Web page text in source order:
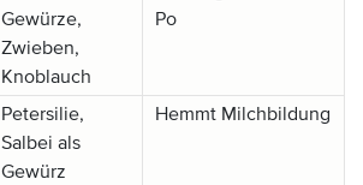
Gewürze,
Zwieben,
Knoblauch
Po
Petersilie,
Salbei als
Gewürz
Hemmt Milchbildung